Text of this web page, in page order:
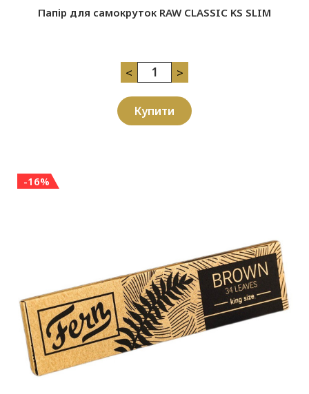
Папір для самокруток RAW CLASSIC KS SLIM
< >
Купити
-16%